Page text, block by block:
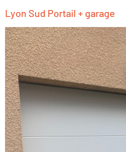
Lyon Sud Portail + garage